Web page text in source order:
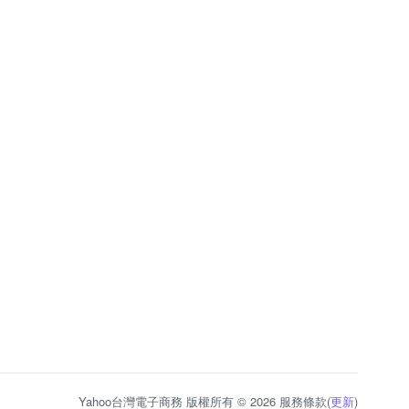
Yahoo台灣電子商務 版權所有 © 2026 服務條款(更新)